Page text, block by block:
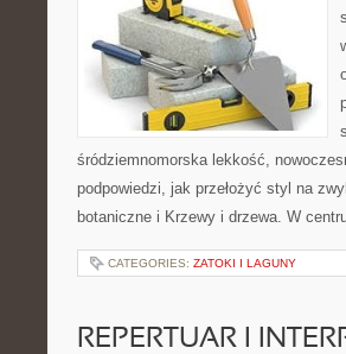
śródziemnomorska lekkość,
podpowiedzi, jak przełożyć styl na
botaniczne i Krzewy i drzewa. W
CATEGORIES: ZATOKI I LAGUNY
REPERTUAR I